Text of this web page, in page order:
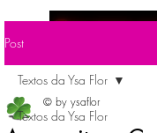
Menu
Post
Textos da Ysa Flor
Textos da Ysa Flor
© by ysaflor